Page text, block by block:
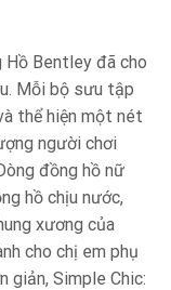
Bentley đã cho
Mỗi bộ sưu tập
thể hiện một nét
người chơi
đồng hồ nữ
hồ chịu nước,
xương của
cho chị em phụ
giản, Simple Chic: